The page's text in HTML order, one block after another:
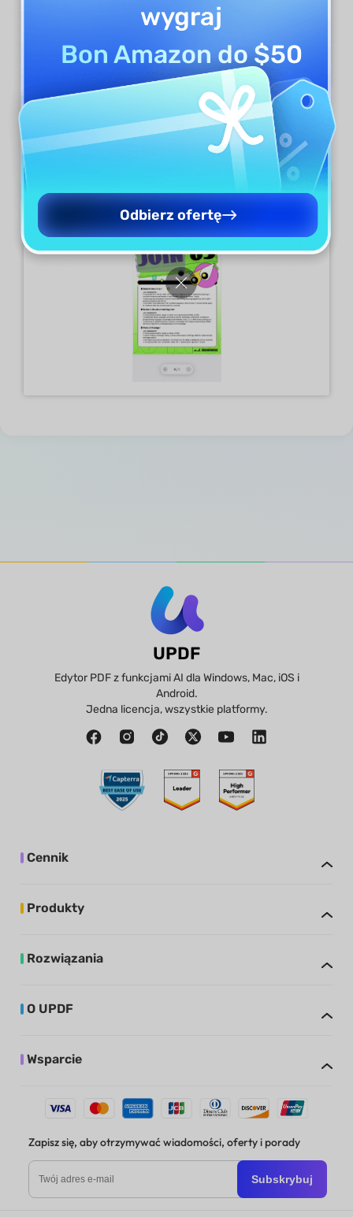
Na koniec naciśnij przyciskEnter
. To
wszystko.
wygraj
Bon Amazon do $50
Odbierz ofertę
UPDF
Edytor PDF z funkcjami AI dla Windows, Mac, iOS i
Android.
Jedna licencja, wszystkie platformy.
Cennik
Produkty
Rozwiązania
O UPDF
Wsparcie
Zapisz się, aby otrzymywać wiadomości, oferty i porady
Subskrybuj